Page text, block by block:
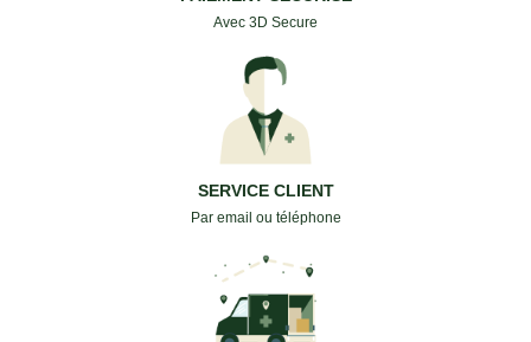
Avec 3D Secure
SERVICE CLIENT
Par email ou téléphone